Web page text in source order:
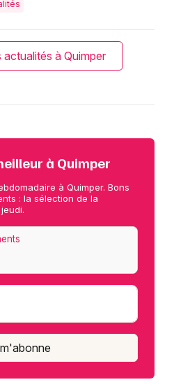
à Quimper
à Quimper
à Quimper. Bons
: la sélection de la